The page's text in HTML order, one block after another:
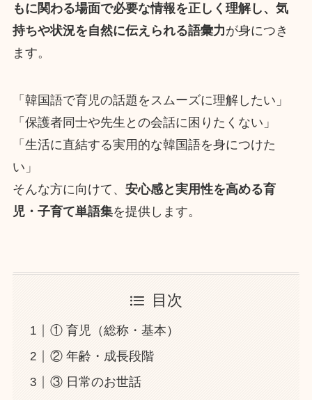
もに関わる場面で必要な情報を正しく理解し、気
持ちや状況を自然に伝えられる語彙力が身につき
ます。
「韓国語で育児の話題をスムーズに理解したい」
「保護者同士や先生との会話に困りたくない」
「生活に直結する実用的な韓国語を身につけた
い」
そんな方に向けて、 安心感と実用性を高める育
児・子育て単語集を提供します。
目次
① 育児（総称・基本）
② 年齢・成長段階
③ 日常のお世話